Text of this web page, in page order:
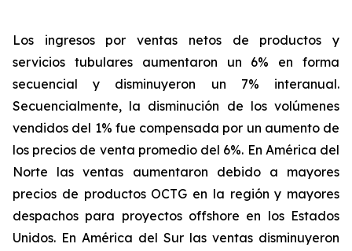
Los ingresos por ventas netos de productos y
servicios tubularesaumentaron un 6% en forma
secuencial y disminuyeron un 7% interanual.
Secuencialmente, la disminución de los volúmenes
vendidos del 1% fue compensada por un aumento de
los precios de venta promedio del 6%. En América del
Norte las ventas aumentaron debido a mayores
precios de productos OCTG en la región y mayores
despachos para proyectos offshore en los Estados
Unidos. En América del Sur las ventas disminuyeron